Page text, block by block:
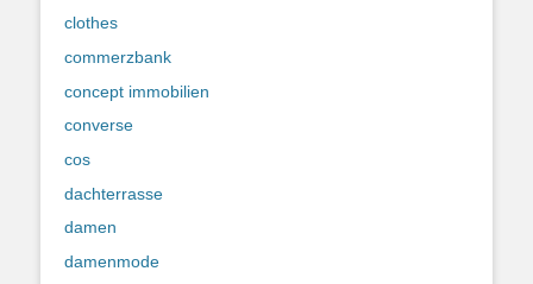
clothes
commerzbank
concept immobilien
converse
cos
dachterrasse
damen
damenmode